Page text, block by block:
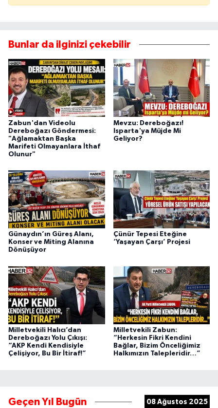
Bunlar da ilginizi çekebilir
Zabun'dan Videolu
Dereboğazı Göndermesi:
"Ağlamaktan Başka
Marifeti Olmayanlara İthaf
Olunur"
Mevzu: Dereboğazı!
Isparta'ya Müjde Mi
Geliyor?
Günaydın’ın Güreş Alanı,
Konser ve Miting Alanına
Dönüşüyor
Çünür Tepesi Eteğine
‘Yaşayan Çarşı’ Projesi
Milletvekili Halıcı’dan
Dereboğazı Yolu Çıkışı:
“AKP Kendi Kendisiyle
Çelişiyor, Bu Bir İtiraf!”
Milletvekili Zabun:
“Herkesin Fikri Kendini
Bağlar, Bizim Önceliğimiz
Halkımızın Talepleridir…”
Geçen Yıl Bugün 08 Ağustos 2025